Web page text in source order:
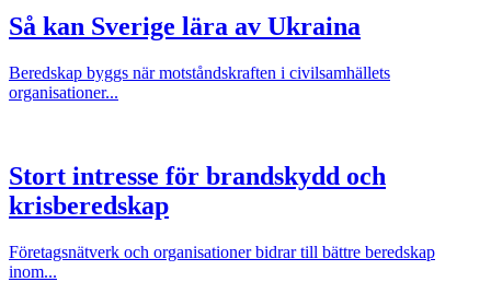
Så kan Sverige lära av Ukraina
Beredskap byggs när motståndskraften i civilsamhällets
organisationer...
Stort intresse för brandskydd och
krisberedskap
Företagsnätverk och organisationer bidrar till bättre beredskap
inom...